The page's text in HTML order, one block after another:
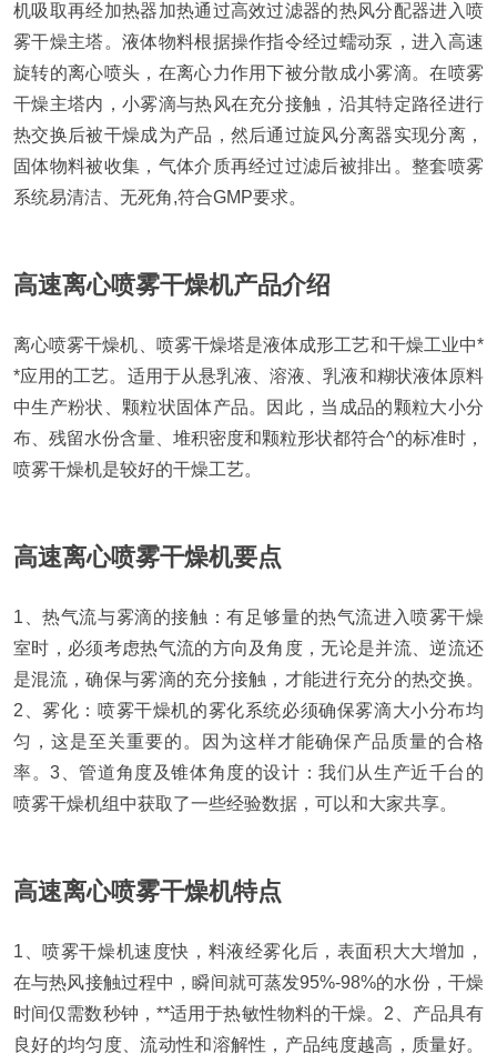
机吸取再经加热器加热通过高效过滤器的热风分配器进入喷
雾干燥主塔。液体物料根据操作指令经过蠕动泵，进入高速
旋转的离心喷头，在离心力作用下被分散成小雾滴。在喷雾
干燥主塔内，小雾滴与热风在充分接触，沿其特定路径进行
热交换后被干燥成为产品，然后通过旋风分离器实现分离，
固体物料被收集，气体介质再经过过滤后被排出。整套喷雾
系统易清洁、无死角,符合GMP要求。
高速离心喷雾干燥机产品介绍
离心喷雾干燥机、喷雾干燥塔是液体成形工艺和干燥工业中*
*应用的工艺。适用于从悬乳液、溶液、乳液和糊状液体原料
中生产粉状、颗粒状固体产品。因此，当成品的颗粒大小分
布、残留水份含量、堆积密度和颗粒形状都符合^的标准时，
喷雾干燥机是较好的干燥工艺。
高速离心喷雾干燥机要点
1、热气流与雾滴的接触：有足够量的热气流进入喷雾干燥
室时，必须考虑热气流的方向及角度，无论是并流、逆流还
是混流，确保与雾滴的充分接触，才能进行充分的热交换。
2、雾化：喷雾干燥机的雾化系统必须确保雾滴大小分布均
匀，这是至关重要的。因为这样才能确保产品质量的合格
率。3、管道角度及锥体角度的设计：我们从生产近千台的
喷雾干燥机组中获取了一些经验数据，可以和大家共享。
高速离心喷雾干燥机特点
1、喷雾干燥机速度快，料液经雾化后，表面积大大增加，
在与热风接触过程中，瞬间就可蒸发95%-98%的水份，干燥
时间仅需数秒钟，**适用于热敏性物料的干燥。 2、产品具有
良好的均匀度、流动性和溶解性，产品纯度越高，质量好。